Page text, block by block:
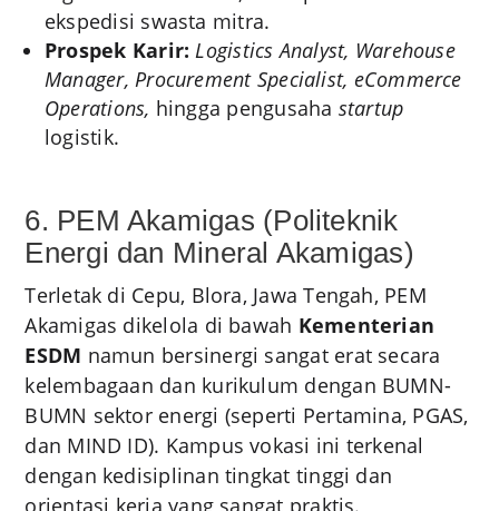
ekspedisi swasta mitra.
Prospek Karir: Logistics Analyst, Warehouse
Manager, Procurement Specialist, eCommerce
Operations, hingga pengusaha startup
logistik.
6. PEM Akamigas (Politeknik
Energi dan Mineral Akamigas)
Terletak di Cepu, Blora, Jawa Tengah, PEM
Akamigas dikelola di bawah Kementerian
ESDM namun bersinergi sangat erat secara
kelembagaan dan kurikulum dengan BUMN-
BUMN sektor energi (seperti Pertamina, PGAS,
dan MIND ID). Kampus vokasi ini terkenal
dengan kedisiplinan tingkat tinggi dan
orientasi kerja yang sangat praktis.